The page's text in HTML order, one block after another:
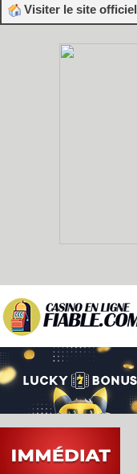
Visiter le site officiel